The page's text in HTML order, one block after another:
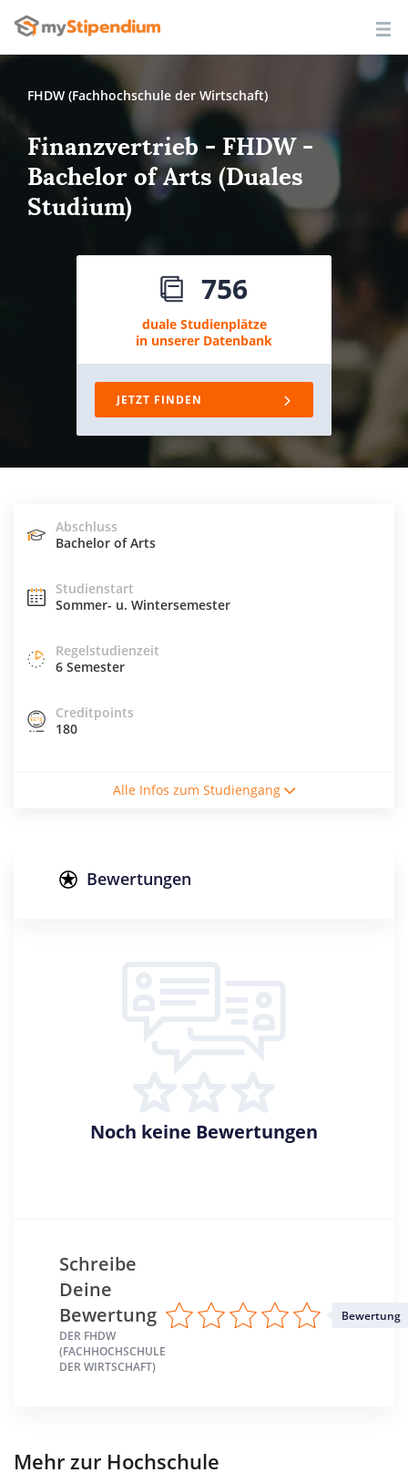
FHDW (Fachhochschule der Wirtschaft)
Finanzvertrieb - FHDW -
Bachelor of Arts (Duales
Studium)
756
duale Studienplätze
in unserer Datenbank
JETZT FINDEN
Abschluss
Bachelor of Arts
Studienstart
Sommer- u. Wintersemester
Regelstudienzeit
6 Semester
Creditpoints
180
Standort
Marburg >> Marburg-Biedenkopf
Mettmann >> Mettmann
Alle Infos zum Studiengang
Bewertungen
Noch keine Bewertungen
Schreibe
Deine
Bewertung
DER FHDW
(FACHHOCHSCHULE
DER WIRTSCHAFT)
Bewertung
Mehr zur Hochschule